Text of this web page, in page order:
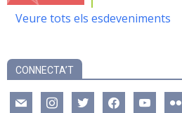
Veure tots els esdeveniments
CONNECTA’T
mail instagramtwitter facebookyoutube flickr